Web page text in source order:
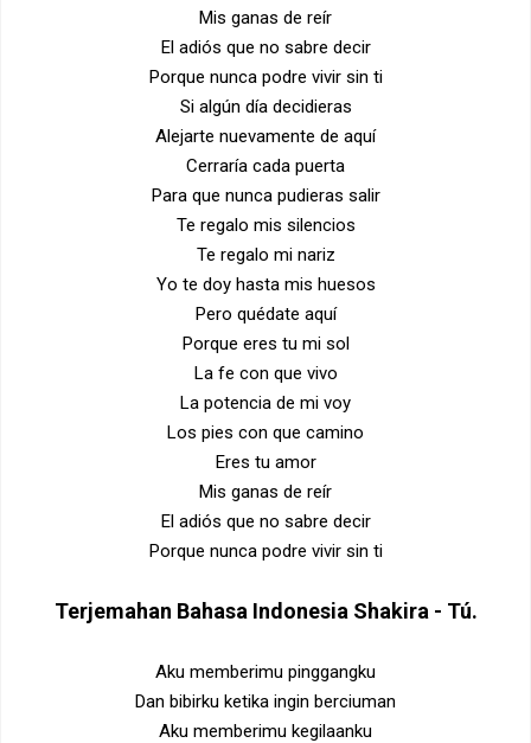
Mis ganas de reír
El adiós que no sabre decir
Porque nunca podre vivir sin ti
Si algún día decidieras
Alejarte nuevamente de aquí
Cerraría cada puerta
Para que nunca pudieras salir
Te regalo mis silencios
Te regalo mi nariz
Yo te doy hasta mis huesos
Pero quédate aquí
Porque eres tu mi sol
La fe con que vivo
La potencia de mi voy
Los pies con que camino
Eres tu amor
Mis ganas de reír
El adiós que no sabre decir
Porque nunca podre vivir sin ti
Terjemahan Bahasa Indonesia Shakira - Tú.
Aku memberimu pinggangku
Dan bibirku ketika ingin berciuman
Aku memberimu kegilaanku